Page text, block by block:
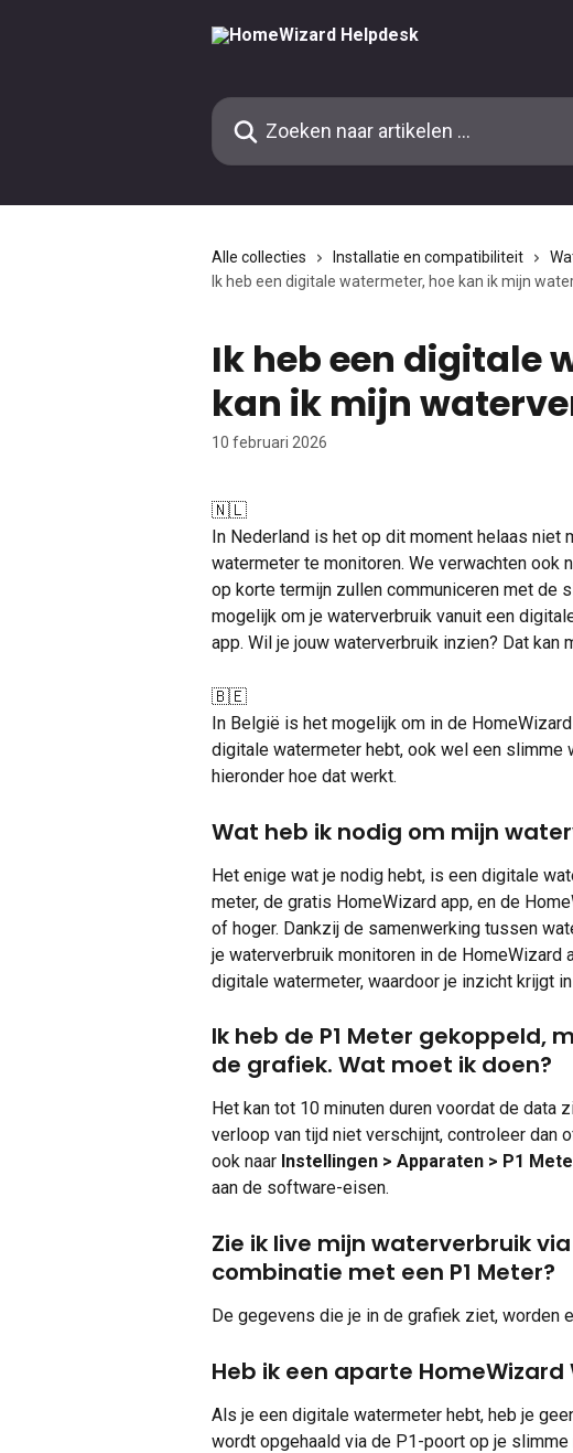
Zoeken naar artikelen ...
Alle collecties Installatie en compatibiliteit
Ik heb een digitale watermeter, hoe kan ik mijn
Ik heb een digitale
kan ik mijn
10 februari 2026
🇳🇱
In Nederland is het op dit moment helaas
watermeter te monitoren. We verwachten ook
op korte termijn zullen communiceren met de
mogelijk om je waterverbruik vanuit een
app. Wil je jouw waterverbruik inzien? Dat kan
🇧🇪
In België is het mogelijk om in de
digitale watermeter hebt, ook wel een
hieronder hoe dat werkt.
Wat heb ik nodig om mijn
Het enige wat je nodig hebt, is een digitale
meter, de gratis HomeWizard app, en de
of hoger. Dankzij de samenwerking tussen
je waterverbruik monitoren in de
digitale watermeter, waardoor je inzicht krijgt
Ik heb de P1 Meter gekoppeld,
de grafiek. Wat moet ik doen?
Het kan tot 10 minuten duren voordat de data
verloop van tijd niet verschijnt, controleer dan
ook naar Instellingen > Apparaten > P1
aan de software-eisen.
Zie ik live mijn waterverbruik
combinatie met een P1 Meter?
De gegevens die je in de grafiek ziet, worden
Heb ik een aparte
Als je een digitale watermeter hebt, heb je
wordt opgehaald via de P1-poort op je